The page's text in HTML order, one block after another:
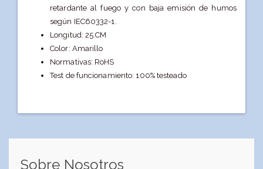
retardante al fuego y con baja emisión de humos
según IEC60332-1.
Longitud: 25 CM
Color: Amarillo
Normativas: RoHS
Test de funcionamiento: 100% testeado
Sobre Nosotros